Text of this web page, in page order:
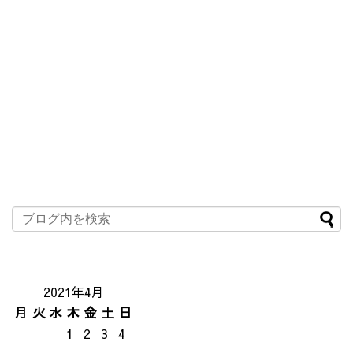
2021年4月
月 火 水 木 金 土 日
1
2 3
4